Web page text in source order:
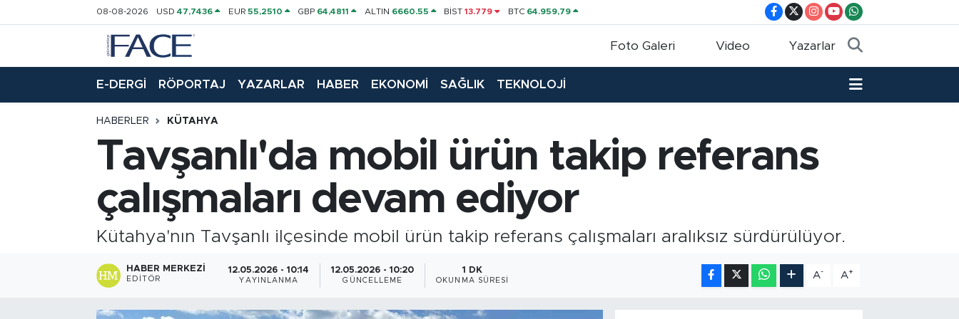
08-08-2026 USD47,7436 EUR 55,2510 GBP 64,4811 ALTIN 6660.55 BİST13.779 BTC 64.959,79
Foto Galeri Video Yazarlar
E-DERGİ RÖPORTAJ YAZARLAR HABER EKONOMİ SAĞLIK TEKNOLOJİ
HABERLER KÜTAHYA
Tavşanlı'da mobil ürün takip referans
çalışmaları devam ediyor
Kütahya'nın Tavşanlı ilçesinde mobil ürün takip referans çalışmaları aralıksız sürdürülüyor.
HABER MERKEZI
EDITÖR
12.05.2026 - 10:14
YAYINLANMA
12.05.2026 - 10:20
GÜNCELLEME
1 DK
OKUNMA SÜRESI
A- A+
Nöbetçi Eczaneler
Hava Durumu
Trafik Durumu
Süper Lig Puan Durumu ve Fikstür
Tüm Manşetler
Son Dakika Haberleri
Haber Arşivi